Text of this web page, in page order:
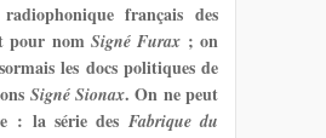
français des
pour nom Signé Furax; on
les docs politiques de
Signé Sionax. On ne peut
: la série des Fabrique du